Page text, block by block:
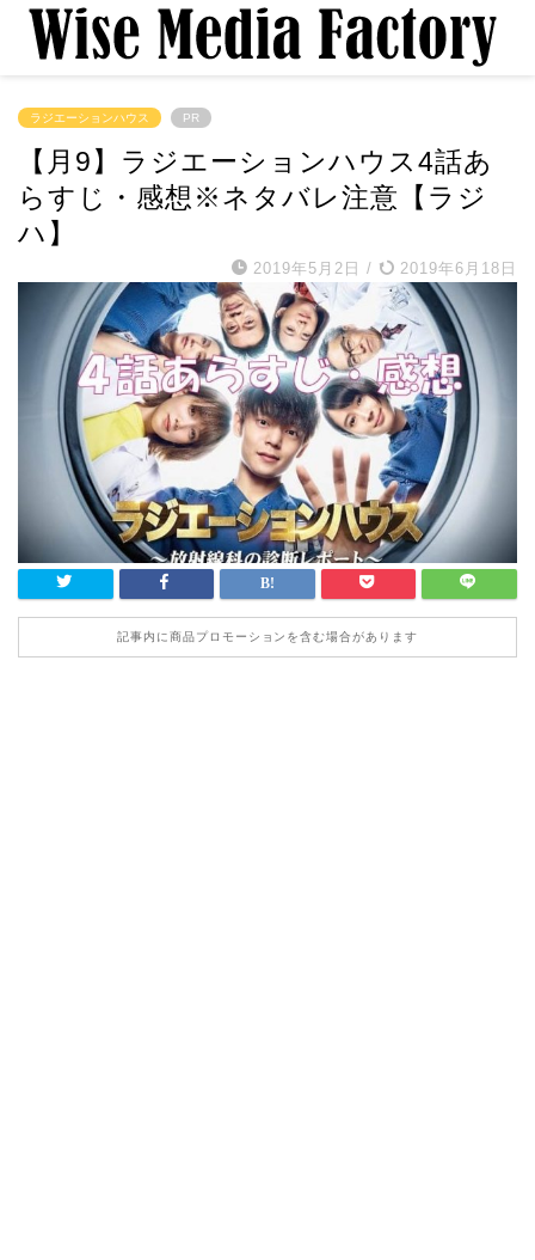
ラジエーションハウス PR
【月9】ラジエーションハウス4話あ
らすじ・感想※ネタバレ注意【ラジ
ハ】
2019年5月2日 / 2019年6月18日
記事内に商品プロモーションを含む場合があります